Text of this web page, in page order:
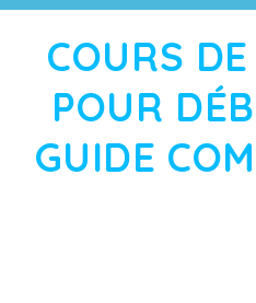
COURS
POUR
GUIDE